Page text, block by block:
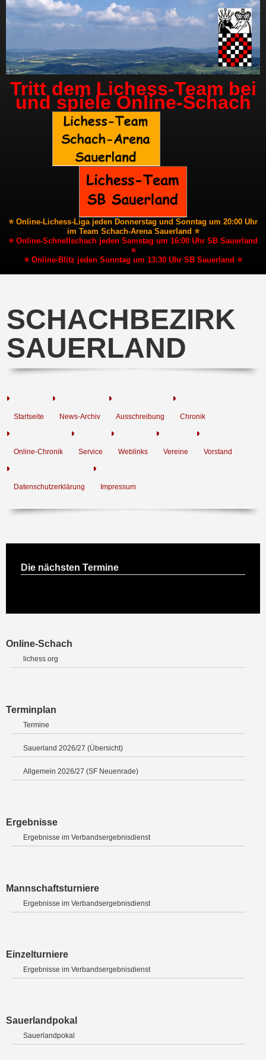
Tritt dem Lichess-Team bei
und spiele Online-Schach
⭐ Online-Lichess-Liga jeden Donnerstag und Sonntag um 20:00 Uhr
im Team Schach-Arena Sauerland ⭐
⭐ Online-Schnellschach jeden Samstag um 16:00 Uhr SB Sauerland
⭐
⭐ Online-Blitz jeden Sonntag um 13:30 Uhr SB Sauerland ⭐
SCHACHBEZIRK
SAUERLAND
Startseite News-Archiv Ausschreibung Chronik
Online-Chronik Service Weblinks Vereine Vorstand
Datenschutzerklärung Impressum
Die nächsten Termine
Online-Schach
lichess.org
Terminplan
Termine
Sauerland 2026/27 (Übersicht)
Allgemein 2026/27 (SF Neuenrade)
Ergebnisse
Ergebnisse im Verbandsergebnisdienst
Mannschaftsturniere
Ergebnisse im Verbandsergebnisdienst
Einzelturniere
Ergebnisse im Verbandsergebnisdienst
Sauerlandpokal
Sauerlandpokal